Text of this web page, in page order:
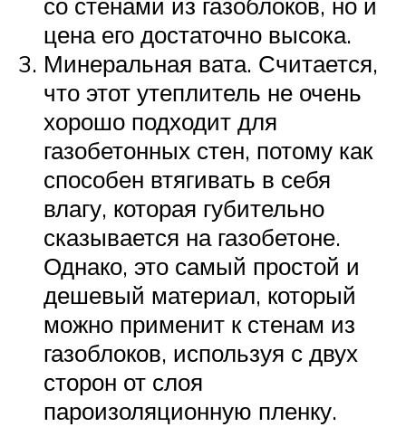
цена его достаточно высока.
Минеральная вата. Считается,
что этот утеплитель не очень
хорошо подходит для
газобетонных стен, потому как
способен втягивать в себя
влагу, которая губительно
сказывается на газобетоне.
Однако, это самый простой и
дешевый материал, который
можно применит к стенам из
газоблоков, используя с двух
сторон от слоя
пароизоляционную пленку.